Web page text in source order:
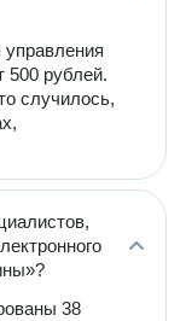
управления
500 рублей.
случилось,
38